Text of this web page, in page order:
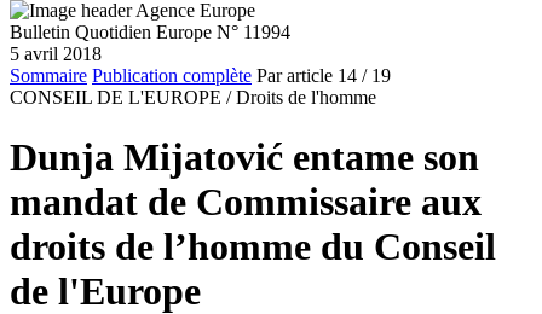
Bulletin Quotidien Europe N° 11994
5 avril 2018
Sommaire Publication complète Par article 14 / 19
CONSEIL DE L'EUROPE / Droits de l'homme
Dunja Mijatović entame son
mandat de Commissaire aux
droits de l’homme du Conseil
de l'Europe